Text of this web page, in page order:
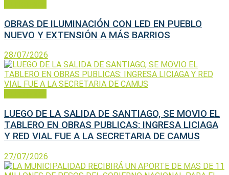
OBRAS DE ILUMINACIÓN CON LED EN PUEBLO
NUEVO Y EXTENSIÓN A MÁS BARRIOS
28/07/2026
LUEGO DE LA SALIDA DE SANTIAGO, SE MOVIO EL
TABLERO EN OBRAS PUBLICAS: INGRESA LICIAGA
Y RED VIAL FUE A LA SECRETARIA DE CAMUS
27/07/2026